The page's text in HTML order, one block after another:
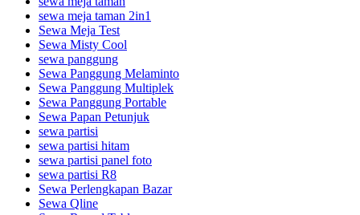
sewa meja taman 2in1
Sewa Meja Test
Sewa Misty Cool
sewa panggung
Sewa Panggung Melaminto
Sewa Panggung Multiplek
Sewa Panggung Portable
Sewa Papan Petunjuk
sewa partisi
sewa partisi hitam
sewa partisi panel foto
sewa partisi R8
Sewa Perlengkapan Bazar
Sewa Qline